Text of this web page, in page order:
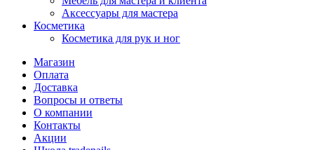
Аксессуары для мастера
Косметика
Косметика для рук и ног
Магазин
Оплата
Доставка
Вопросы и ответы
О компании
Контакты
Акции